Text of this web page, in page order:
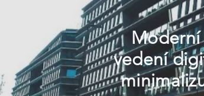
Moderní
vedení